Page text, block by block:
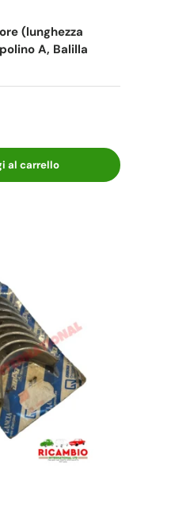
(lunghezza
A, Balilla
al carrello